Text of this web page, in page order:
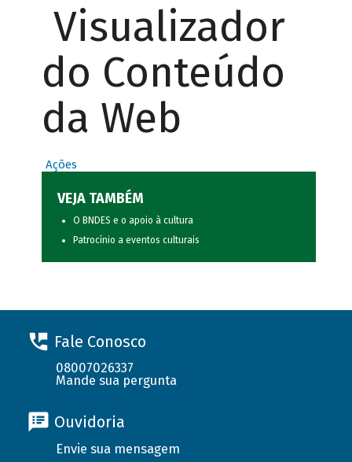
Visualizador
do Conteúdo
da Web
Ações
VEJA TAMBÉM
O BNDES e o apoio à cultura
Patrocínio a eventos culturais
Fale Conosco
08007026337
Mande sua pergunta
Ouvidoria
Envie sua mensagem